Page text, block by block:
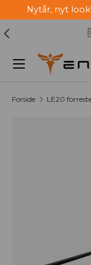
Spring til
Nytår, nyt
Forrige
Menu
Forside LE20